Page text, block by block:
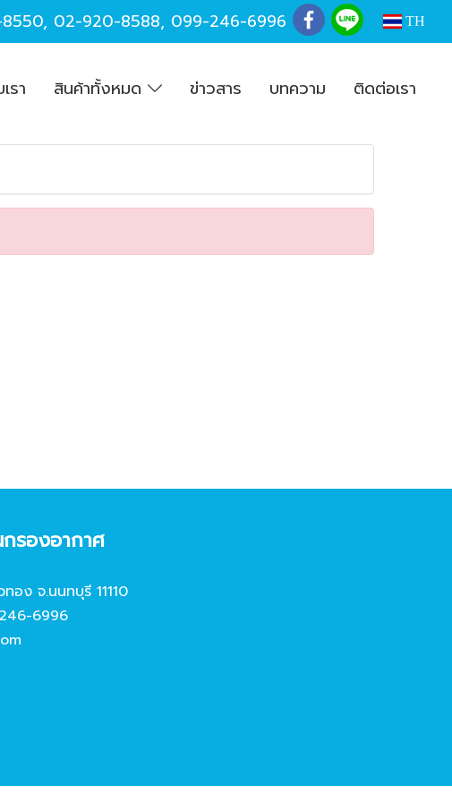
, 02-920-8588, 099-246-6996 TH
รา สินค้าทั้งหมด ข่าวสาร บทความ ติดต่อเรา
รองอากาศ
ง จ.นนทบุรี 11110
6996